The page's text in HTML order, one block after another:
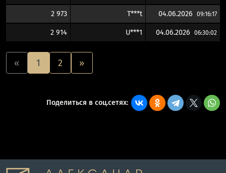
2 973 T***t 04.06.2026 09:16:17
2 914 U***1 04.06.2026 06:30:02
« 1 2 »
Поделиться в соц.сетях: